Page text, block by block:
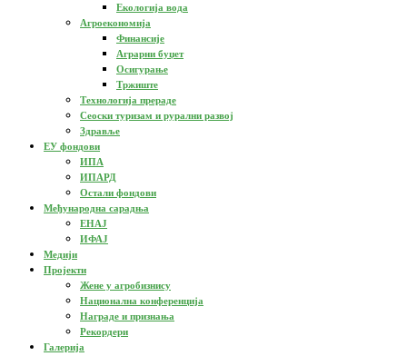
Екологија вода
Агроекономија
Финансије
Аграрни буџет
Осигурање
Тржиште
Технологија прераде
Сеоски туризам и рурални развој
Здравље
ЕУ фондови
ИПА
ИПАРД
Остали фондови
Међународна сарадња
ЕНАЈ
ИФАЈ
Медији
Пројекти
Жене у агробизнису
Национална конференција
Награде и признања
Рекордери
Галерија